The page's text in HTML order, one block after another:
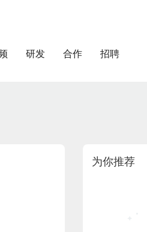
研发 合作 招聘
为你推荐